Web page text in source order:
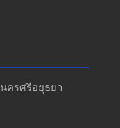
ครศรีอยุธยา​